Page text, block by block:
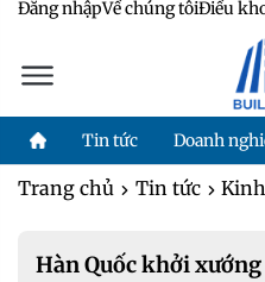
Đăng nhậpVề chúng tôiĐiều
Tin tức Doanh
Trang chủ Tin tức
Hàn Quốc khởi